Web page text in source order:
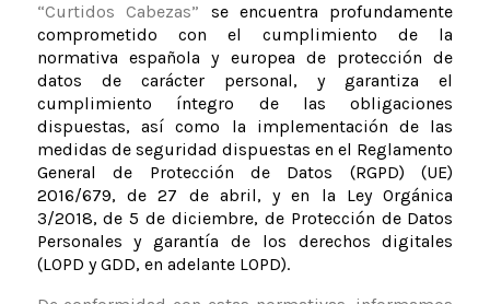
“Curtidos Cabezas” se encuentra profundamente
comprometido con el cumplimiento de la
normativa española y europea de protección de
datos de carácter personal, y garantiza el
cumplimiento íntegro de las obligaciones
dispuestas, así como la implementación de las
medidas de seguridad dispuestas en el Reglamento
General de Protección de Datos (RGPD) (UE)
2016/679, de 27 de abril, y en la Ley Orgánica
3/2018, de 5 de diciembre, de Protección de Datos
Personales y garantía de los derechos digitales
(LOPD y GDD, en adelante LOPD).